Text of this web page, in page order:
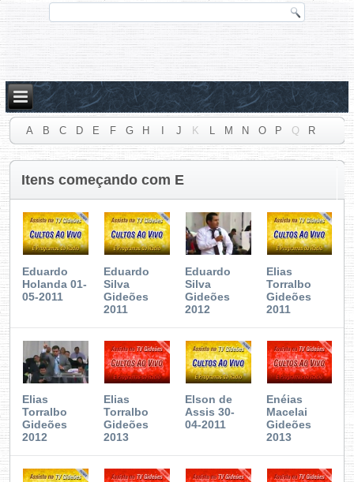
A B C D E F G H J K L M N O P Q R
S T U V W X Y Z #
Itens começando com E
Eduardo
Holanda 01-
05-2011
Eduardo
Silva
Gideões
2011
Eduardo
Silva
Gideões
2012
Elias
Torralbo
Gideões
2011
Elias
Torralbo
Gideões
2012
Elias
Torralbo
Gideões
2013
Elson de
Assis 30-
04-2011
Enéias
Macelai
Gideões
2013